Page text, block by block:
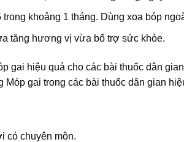
khoảng 1 tháng. Dùng xoa bóp
tăng hương vị vừa bổ trợ sức khỏe.
gai trong các bài thuốc dân gian
có chuyên môn.